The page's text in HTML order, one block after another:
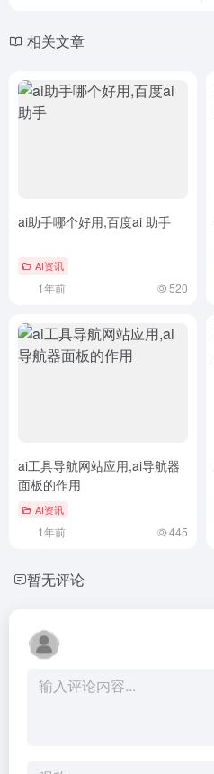
相关文章
ai助手哪个好用,百度ai 助手
AI资讯
1年前 520
ai工具导航网站应用,ai导航器
面板的作用
AI资讯
1年前 445
暂无评论